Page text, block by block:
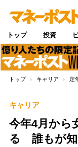
トップ 投資
トップ キャリア 定
キャリア
今年4月から
る 誰もが知